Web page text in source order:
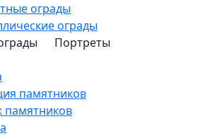
ограды
ограды
Портреты
памятников